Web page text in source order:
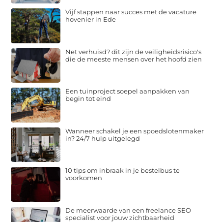
Vijf stappen naar succes met de vacature
hovenier in Ede
Net verhuisd? dit zijn de veiligheidsrisico's
die de meeste mensen over het hoofd zien
Een tuinproject soepel aanpakken van
begin tot eind
Wanneer schakel je een spoedslotenmaker
in? 24/7 hulp uitgelegd
10 tips om inbraak in je bestelbus te
voorkomen
De meerwaarde van een freelance SEO
specialist voor jouw zichtbaarheid